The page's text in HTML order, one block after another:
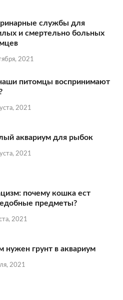
службы для
и смертельно больных
2021
питомцы воспринимают
2021
аквариум для рыбок
2021
почему кошка ест
предметы?
2021
нужен грунт в аквариум
2021